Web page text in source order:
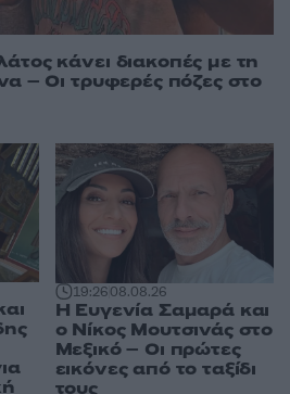
κάνει διακοπές με τη
– Οι τρυφερές πόζες στο
19:2608.08.26
Η Ευγενία Σαμαρά και
ο Νίκος Μουτσινάς στο
Μεξικό – Οι πρώτες
εικόνες από το ταξίδι
τους